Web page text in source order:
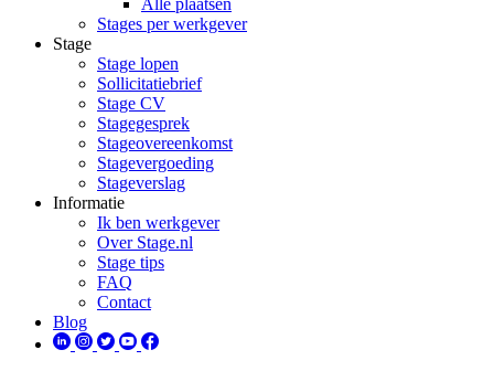
Alle plaatsen
Stages per werkgever
Stage
Stage lopen
Sollicitatiebrief
Stage CV
Stagegesprek
Stageovereenkomst
Stagevergoeding
Stageverslag
Informatie
Ik ben werkgever
Over Stage.nl
Stage tips
FAQ
Contact
Blog